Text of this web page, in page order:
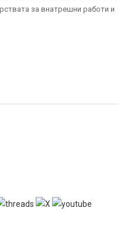
за внатрешни работи и